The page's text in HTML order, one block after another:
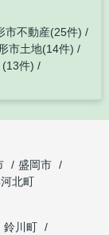
市不動産(25件)
市土地(14件)
件)
盛岡市
北町
鈴川町